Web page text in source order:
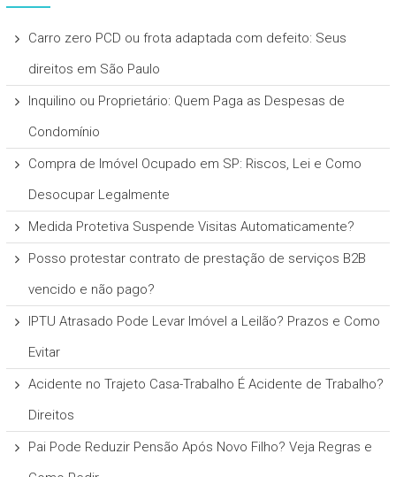
Carro zero PCD ou frota adaptada com defeito: Seus
direitos em São Paulo
Inquilino ou Proprietário: Quem Paga as Despesas de
Condomínio
Compra de Imóvel Ocupado em SP: Riscos, Lei e Como
Desocupar Legalmente
Medida Protetiva Suspende Visitas Automaticamente?
Posso protestar contrato de prestação de serviços B2B
vencido e não pago?
IPTU Atrasado Pode Levar Imóvel a Leilão? Prazos e Como
Evitar
Acidente no Trajeto Casa-Trabalho É Acidente de Trabalho?
Direitos
Pai Pode Reduzir Pensão Após Novo Filho? Veja Regras e